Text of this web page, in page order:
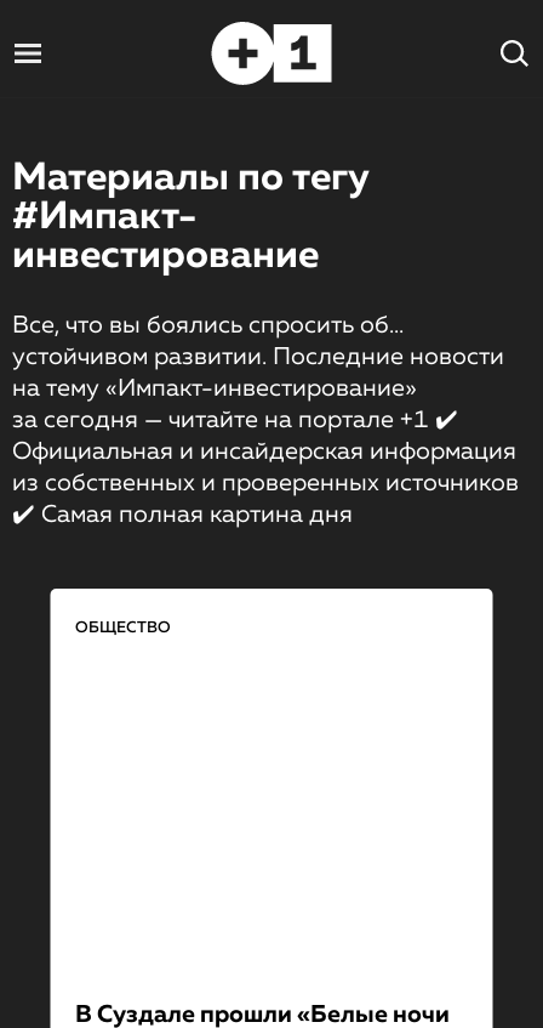
Материалы по тегу
#Импакт-
инвестирование
Все, что вы боялись спросить об...
устойчивом развитии. Последние новости
на тему «Импакт-инвестирование»
за сегодня — читайте на портале +1 ✔️
Официальная и инсайдерская информация
из собственных и проверенных источников
✔️ Самая полная картина дня
ОБЩЕСТВО
В Суздале прошли «Белые ночи